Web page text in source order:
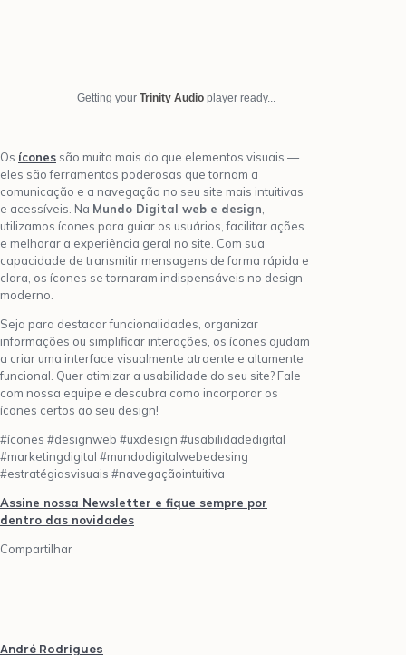
Getting your Trinity Audio player ready...
Os ícones são muito mais do que elementos visuais —
eles são ferramentas poderosas que tornam a
comunicação e a navegação no seu site mais intuitivas
e acessíveis. Na Mundo Digital web e design
utilizamos ícones para guiar os usuários, facilitar ações
e melhorar a experiência geral no site. Com sua
capacidade de transmitir mensagens de forma rápida e
clara, os ícones se tornaram indispensáveis no design
moderno.
Seja para destacar funcionalidades, organizar
informações ou simplificar interações, os ícones ajudam
a criar uma interface visualmente atraente e altamente
funcional. Quer otimizar a usabilidade do seu site? Fale
com nossa equipe e descubra como incorporar os
ícones certos ao seu design!
#ícones #designweb #uxdesign #usabilidadedigital
#marketingdigital #mundodigitalwebedesing
#estratégiasvisuais #navegaçãointuitiva
Assine nossa Newsletter e fique sempre por
dentro das novidades
Compartilhar
André Rodrigues